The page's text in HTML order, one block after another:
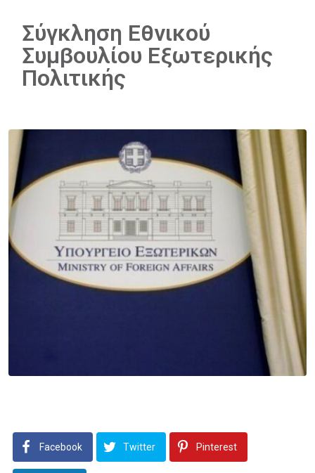
Σύγκληση Εθνικού
Συμβουλίου Εξωτερικής
Πολιτικής
Facebook Twitter Pinterest